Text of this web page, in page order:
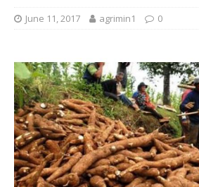
June 11, 2017 agrimin1 0